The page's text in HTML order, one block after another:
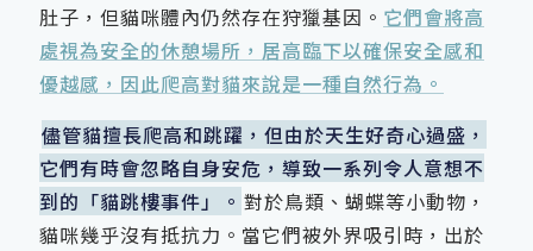
肚子，但貓咪體內仍然存在狩獵基因。 它們會將高
處視為安全的休憩場所，居高臨下以確保安全感和
優越感，因此爬高對貓來說是一種自然行為。
儘管貓擅長爬高和跳躍，但由於天生好奇心過盛，
它們有時會忽略自身安危，導致一系列令人意想不
到的「貓跳樓事件」。 對於鳥類、蝴蝶等小動物，
貓咪幾乎沒有抵抗力。當它們被外界吸引時，出於